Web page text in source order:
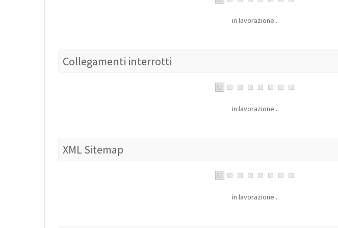
in lavorazione...
Collegamenti interrotti
in lavorazione...
XML Sitemap
in lavorazione...